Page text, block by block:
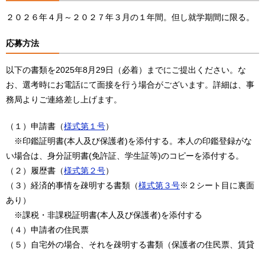
２０２６年４月～２０２７年３月の１年間。但し就学期間に限る。
応募方法
以下の書類を2025年8月29日（必着）までにご提出ください。な
お、選考時にお電話にて面接を行う場合がございます。詳細は、事
務局よりご連絡差し上げます。
（１）申請書（様式第１号）
※印鑑証明書(本人及び保護者)を添付する。本人の印鑑登録がな
い場合は、身分証明書(免許証、学生証等)のコピーを添付する。
（２）履歴書（様式第２号）
（３）経済的事情を疎明する書類（様式第３号※２シート目に裏面
あり）
※課税・非課税証明書(本人及び保護者)を添付する
（４）申請者の住民票
（５）自宅外の場合、それを疎明する書類（保護者の住民票、賃貸